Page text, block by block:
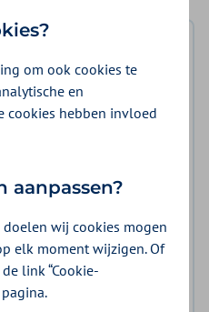
om ook cookies te
en
cookies hebben invloed
aanpassen?
wij cookies mogen
elk moment wijzigen. Of
link “Cookie-